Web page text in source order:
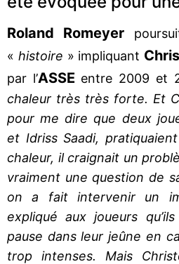
Roland Romeyer
« histoire » impliquant
par l’ASSE entre 2009 et
chaleur très très forte. Et
pour me dire que deux
et Idriss Saadi,
chaleur, il craignait un
vraiment une question de
on a fait intervenir un
expliqué aux joueurs
pause dans leur jeûne en
trop intenses. Mais